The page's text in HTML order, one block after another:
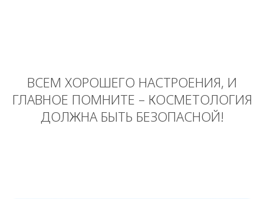
ВСЕМ ХОРОШЕГО НАСТРОЕНИЯ, И
ГЛАВНОЕ ПОМНИТЕ – КОСМЕТОЛОГИЯ
ДОЛЖНА БЫТЬ БЕЗОПАСНОЙ!
Протокол будет отправлен автоматически в
течение минуты, после с вами свяжется наш
менеджер для подтверждения вашей